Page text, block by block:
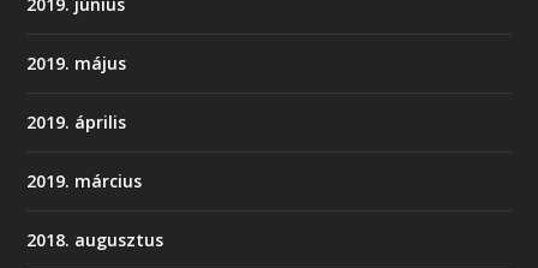
2019. május
2019. április
2019. március
2018. augusztus